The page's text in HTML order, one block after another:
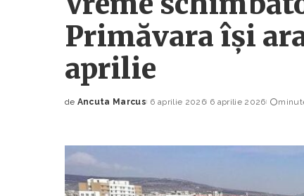
Primăvara își
aprilie
Posted
de Ancuta Marcus 6 aprilie 2026 6 aprilie 2026